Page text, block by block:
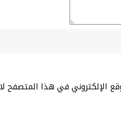
الإلكتروني في هذا المتصفح